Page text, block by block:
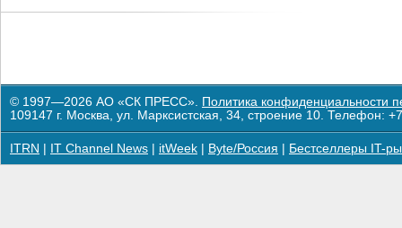
© 1997—2026 АО «СК ПРЕСС». Политика конфиденциальности
109147 г. Москва, ул. Марксистская, 34, строение 10. Телефон:
ITRN IT Channel News itWeek Byte/Россия Бестселлеры IT-